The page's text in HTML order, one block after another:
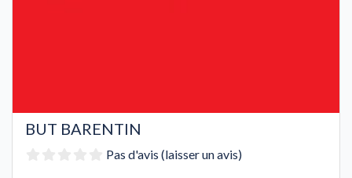
BUT BARENTIN
Pas d'avis (laisser un avis)